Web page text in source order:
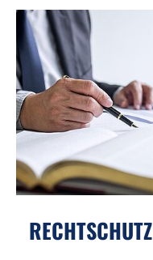
RECHTSCHUTZ